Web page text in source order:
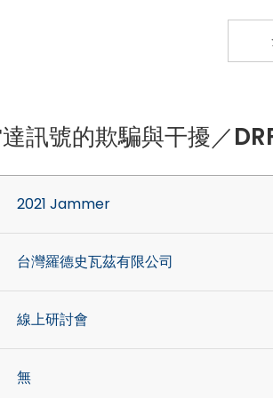
訊號的欺騙與干擾／
2021 Jammer
台灣羅德史瓦茲有限公司
線上研討會
無